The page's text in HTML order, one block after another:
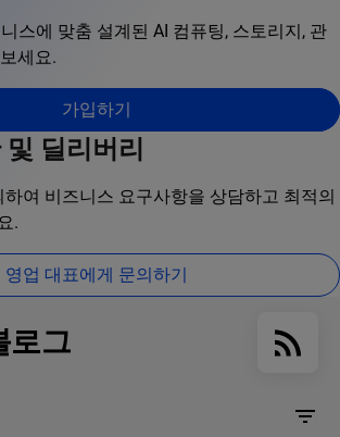
스에 맞춤 설계된 AI 컴퓨팅, 스토리지, 관
세요.
가입하기
딜리버리
여 비즈니스 요구사항을 상담하고 최적의
.
영업 대표에게 문의하기
로그